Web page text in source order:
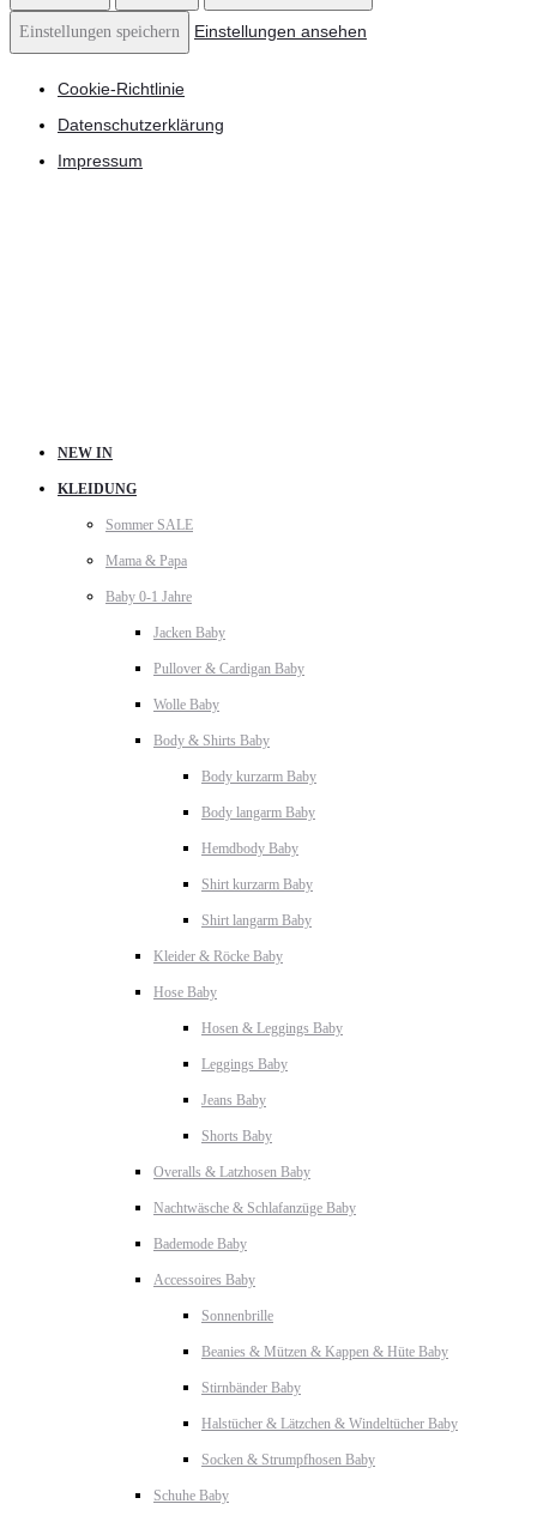
Einstellungen speichern Einstellungen ansehen
Cookie-Richtlinie
Datenschutzerklärung
Impressum
NEW IN
KLEIDUNG
Sommer SALE
Mama & Papa
Baby 0-1 Jahre
Jacken Baby
Pullover & Cardigan Baby
Wolle Baby
Body & Shirts Baby
Body kurzarm Baby
Body langarm Baby
Hemdbody Baby
Shirt kurzarm Baby
Shirt langarm Baby
Kleider & Röcke Baby
Hose Baby
Hosen & Leggings Baby
Leggings Baby
Jeans Baby
Shorts Baby
Overalls & Latzhosen Baby
Nachtwäsche & Schlafanzüge Baby
Bademode Baby
Accessoires Baby
Sonnenbrille
Beanies & Mützen & Kappen & Hüte Baby
Stirnbänder Baby
Halstücher & Lätzchen & Windeltücher Baby
Socken & Strumpfhosen Baby
Schuhe Baby